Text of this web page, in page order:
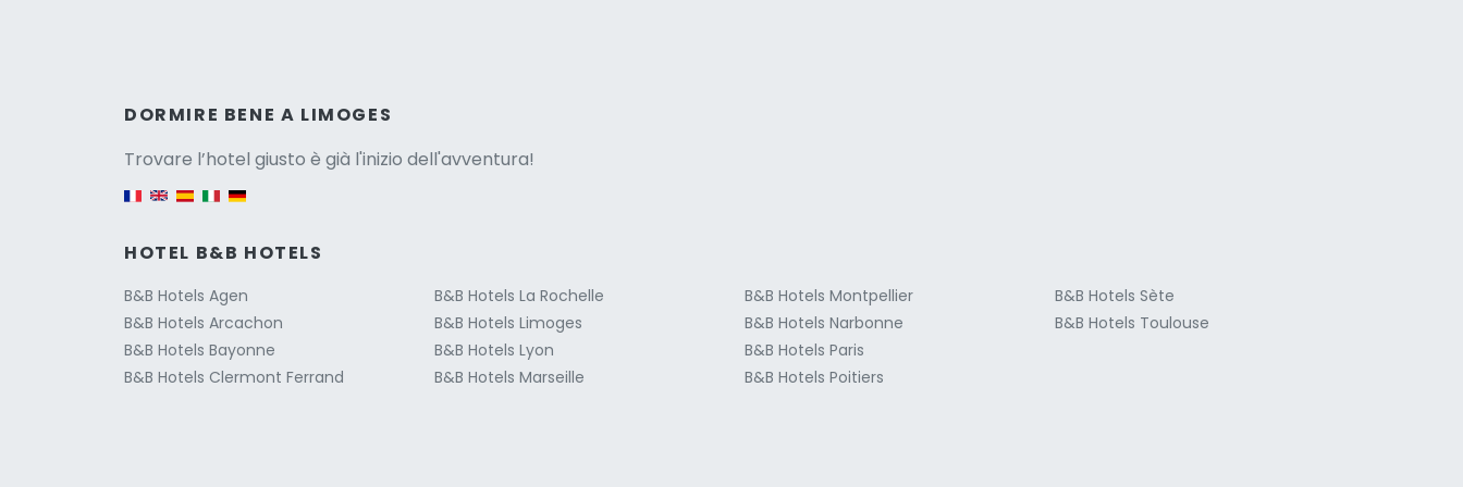
DORMIRE BENE A LIMOGES
Trovare l’hotel giusto è già l'inizio dell'avventura!
Versione italiana
HOTEL B&B HOTELS
B&B Hotels Agen
B&B Hotels Arcachon
B&B Hotels Bayonne
B&B Hotels Clermont Ferrand
B&B Hotels La Rochelle
B&B Hotels Limoges
B&B Hotels Lyon
B&B Hotels Marseille
B&B Hotels Montpellier
B&B Hotels Narbonne
B&B Hotels Paris
B&B Hotels Poitiers
B&B Hotels Sète
B&B Hotels Toulouse